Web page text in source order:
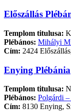
Előszállás
Templom titulusa:
Plébános: Mihályi
Cím: 2424
Enying Plébánia
Templom titulusa:
Plébános: Polgárdi
Cím: 8130 Enying,